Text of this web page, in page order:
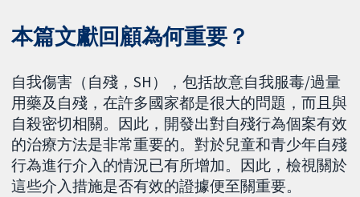
本篇文獻回顧為何重要？
自我傷害（自殘，SH），包括故意自我服毒/過量
用藥及自殘，在許多國家都是很大的問題，而且與
自殺密切相關。因此，開發出對自殘行為個案有效
的治療方法是非常重要的。對於兒童和青少年自殘
行為進行介入的情況已有所增加。因此，檢視關於
這些介入措施是否有效的證據便至關重要。